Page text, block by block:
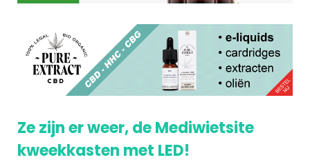
Ze zijn er weer, de Mediwietsite
kweekkasten met LED!